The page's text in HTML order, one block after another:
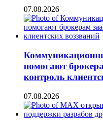
07.08.2026
помогают
контроль
07.08.2026